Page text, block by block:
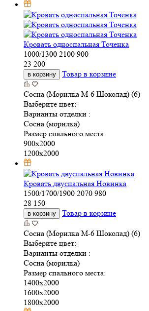
Кровать односпальная Точенка
1000/1300 2100 900
23 200
в корзину Товар в корзине
Сосна (Морилка М-6 Шоколад) (6)
Выберите цвет:
Варианты отделки :
Сосна (морилка)
Размер спального места:
900х2000
1200х2000
Кровать двуспальная Новинка
1500/1700/1900 2070 980
28 150
в корзину Товар в корзине
Сосна (Морилка М-6 Шоколад) (6)
Выберите цвет:
Варианты отделки :
Сосна (морилка)
Размер спального места:
1400х2000
1600х2000
1800х2000